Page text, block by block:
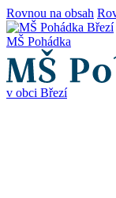
Rovnou na obsah
MŠ Pohádka
v obci Březí